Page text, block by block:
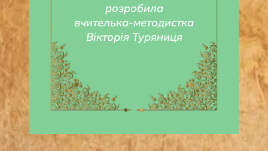
розробила
вчителька-методистка
Вікторія Туряниця